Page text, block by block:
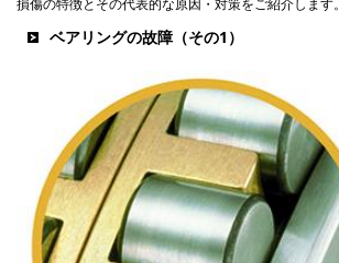
損傷の特徴とその代表的な原因・対策をご紹介します。
ベアリングの故障（その1）